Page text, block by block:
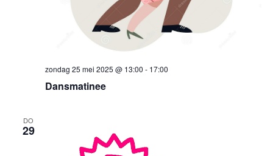
Dansmatinee
zondag 25 mei 2025 @ 13:00 - 17:00
DO
29